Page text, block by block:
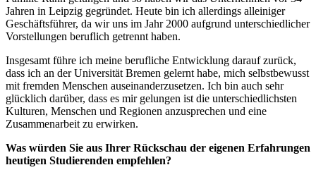
Jahren in Leipzig gegründet. Heute bin ich allerdings alleiniger
Geschäftsführer, da wir uns im Jahr 2000 aufgrund unterschiedlicher
Vorstellungen beruflich getrennt haben.
Insgesamt führe ich meine berufliche Entwicklung darauf zurück,
dass ich an der Universität Bremen gelernt habe, mich selbstbewusst
mit fremden Menschen auseinanderzusetzen. Ich bin auch sehr
glücklich darüber, dass es mir gelungen ist die unterschiedlichsten
Kulturen, Menschen und Regionen anzusprechen und eine
Zusammenarbeit zu erwirken.
Was würden Sie aus Ihrer Rückschau der eigenen Erfahrungen
heutigen Studierenden empfehlen?